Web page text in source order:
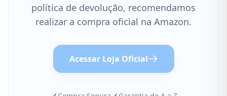
política de devolução, recomendamos
realizar a compra oficial na Amazon.
Acessar Loja Oficial